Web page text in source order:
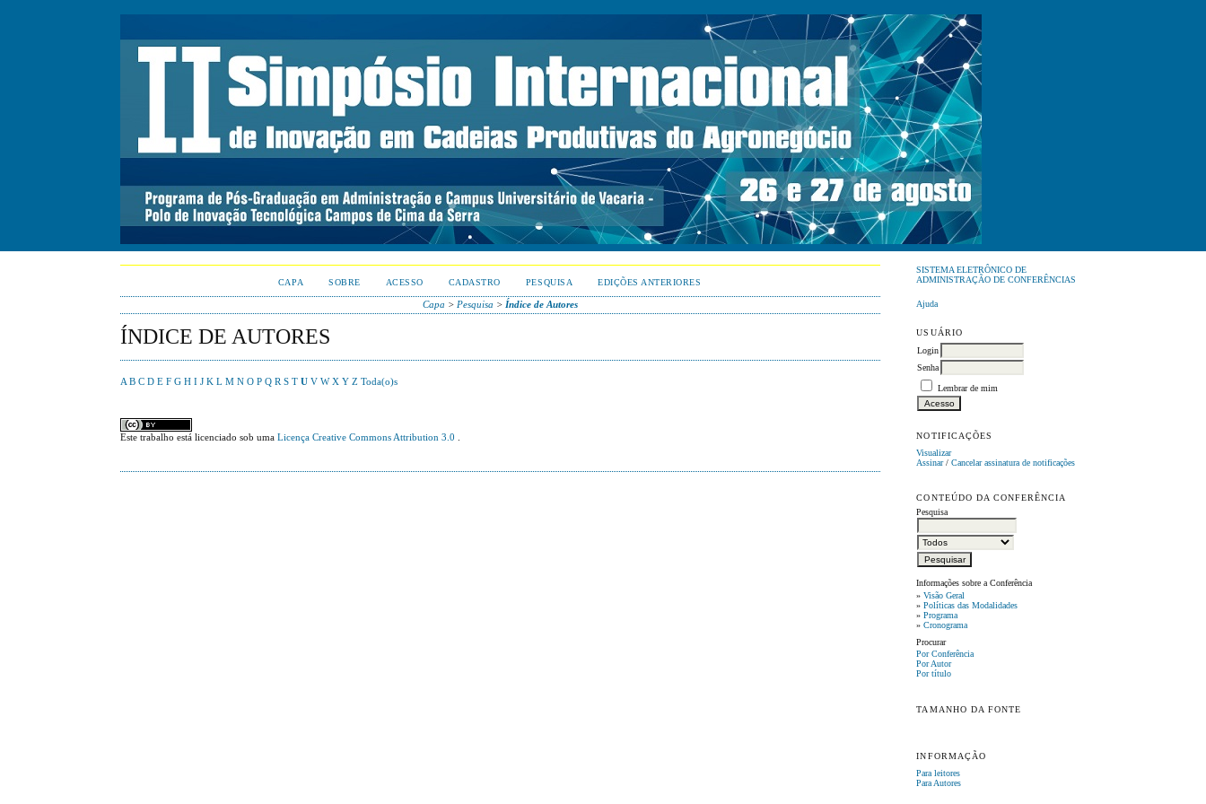
SISTEMA ELETRÔNICO DE
ADMINISTRAÇÃO DE CONFERÊNCIAS
Ajuda
USUÁRIO
Login
Senha
Lembrar de mim
NOTIFICAÇÕES
Visualizar
Assinar/Cancelar assinatura de notificações
CONTEÚDO DA CONFERÊNCIA
Pesquisa
Informações sobre a Conferência
»Visão Geral
»Políticas das Modalidades
»Programa
»Cronograma
Procurar
Por Conferência
Por Autor
Por título
TAMANHO DA FONTE
INFORMAÇÃO
Para leitores
Para Autores
CAPA SOBRE ACESSO CADASTRO PESQUISA EDIÇÕES ANTERIORES
Capa > Pesquisa > Índice de Autores
ÍNDICE DE AUTORES
A B C D E F G H I J K L M N O P Q R S T U V W X Y Z Toda(o)s
Este trabalho está licenciado sob umaLicença Creative Commons Attribution 3.0